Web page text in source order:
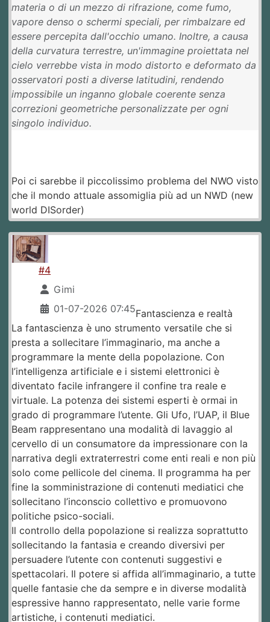
materia o di un mezzo di rifrazione, come fumo,
vapore denso o schermi speciali, per rimbalzare ed
essere percepita dall'occhio umano. Inoltre, a causa
della curvatura terrestre, un'immagine proiettata nel
cielo verrebbe vista in modo distorto e deformato da
osservatori posti a diverse latitudini, rendendo
impossibile un inganno globale coerente senza
correzioni geometriche personalizzate per ogni
singolo individuo.
Poi ci sarebbe il piccolissimo problema del NWO visto
che il mondo attuale assomiglia più ad un NWD (new
world DISorder)
#4
Gimi
01-07-2026 07:45Fantascienza e realtà
La fantascienza è uno strumento versatile che si
presta a sollecitare l’immaginario, ma anche a
programmare la mente della popolazione. Con
l’intelligenza artificiale e i sistemi elettronici è
diventato facile infrangere il confine tra reale e
virtuale. La potenza dei sistemi esperti è ormai in
grado di programmare l’utente. Gli Ufo, l’UAP, il Blue
Beam rappresentano una modalità di lavaggio al
cervello di un consumatore da impressionare con la
narrativa degli extraterrestri come enti reali e non più
solo come pellicole del cinema. Il programma ha per
fine la somministrazione di contenuti mediatici che
sollecitano l’inconscio collettivo e promuovono
politiche psico-sociali.
Il controllo della popolazione si realizza soprattutto
sollecitando la fantasia e creando diversivi per
persuadere l’utente con contenuti suggestivi e
spettacolari. Il potere si affida all’immaginario, a tutte
quelle fantasie che da sempre e in diverse modalità
espressive hanno rappresentato, nelle varie forme
artistiche, i contenuti mediatici.